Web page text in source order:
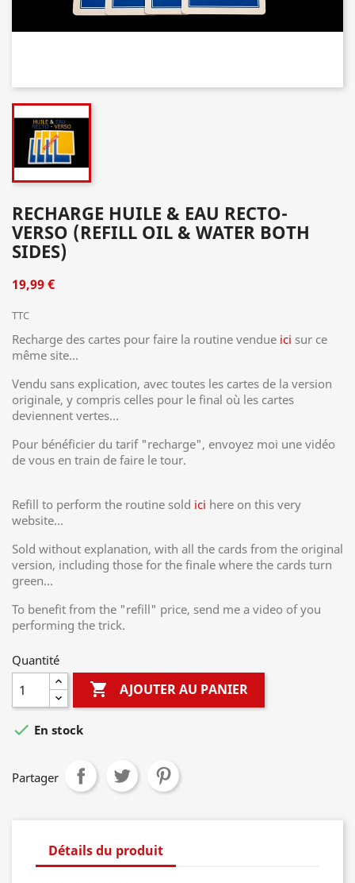
RECHARGE HUILE & EAU RECTO-
VERSO (REFILL OIL & WATER BOTH
SIDES)
19,99 €
TTC
Recharge des cartes pour faire la routine vendue ici sur ce
même site...
Vendu sans explication, avec toutes les cartes de la version
originale, y compris celles pour le final où les cartes
deviennent vertes...
Pour bénéficier du tarif "recharge", envoyez moi une vidéo
de vous en train de faire le tour.
Refill to perform the routine sold ici here on this very
website...
Sold without explanation, with all the cards from the original
version, including those for the finale where the cards turn
green...
To benefit from the "refill" price, send me a video of you
performing the trick.
Quantité
 AJOUTER AU PANIER
 En stock
Partager
Détails du produit